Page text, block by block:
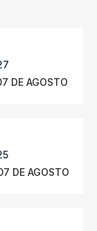
DE AGOSTO
DE AGOSTO